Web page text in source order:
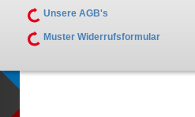
Unsere AGB's
Muster Widerrufsformular